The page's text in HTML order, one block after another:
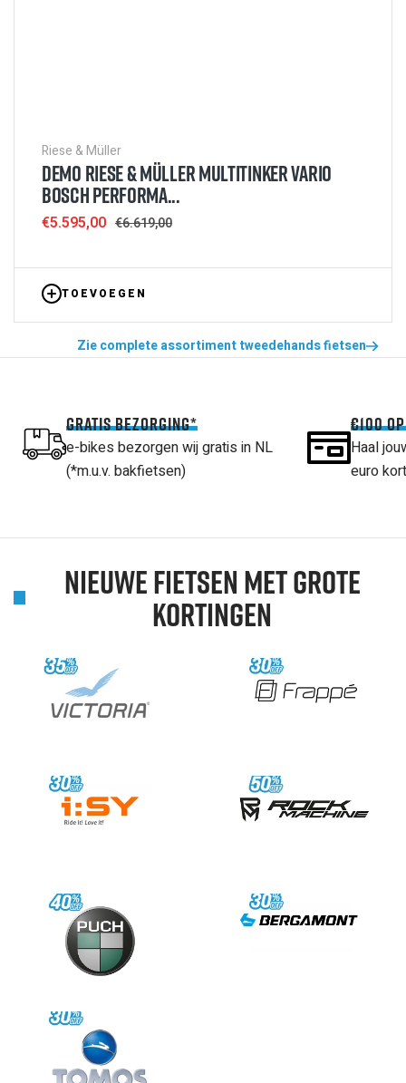
Riese & Müller
DEMO RIESE & MÜLLER MULTITINKER VARIO
BOSCH PERFORMA...
Sale
€5.595,00 Regular
€6.619,00
TOEVOEGEN
Zie complete assortiment tweedehands fietsen
GRATIS BEZORGING*
e-bikes bezorgen wij gratis in NL
(*m.u.v. bakfietsen)
€100‎
Haal
euro
NIEUWE FIETSEN MET GROTE
KORTINGEN